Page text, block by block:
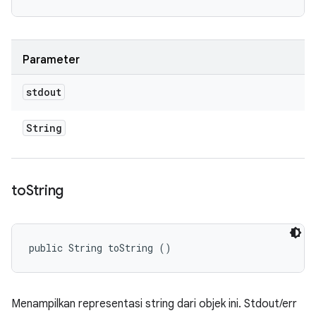
Parameter
stdout
String
toString
public String toString ()
Menampilkan representasi string dari objek ini. Stdout/err